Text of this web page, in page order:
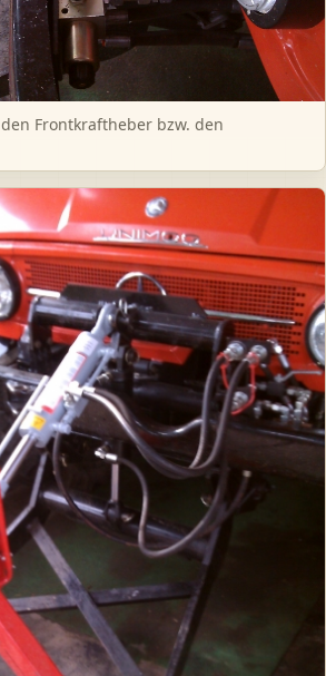
Frontkraftheber bzw. den